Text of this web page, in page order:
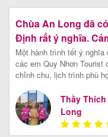
Chùa An Long đã
Định rất ý nghĩa.
Tourist!
Một hành trình tết ý
các em Quy Nhơn Tourist
chỉnh chu, lịch trình phù
thật đáng tuyên dương.
Thầy
Long